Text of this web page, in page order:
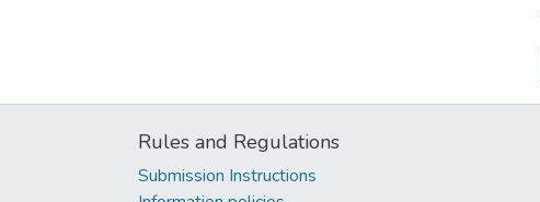
Rules and Regulations
Submission Instructions